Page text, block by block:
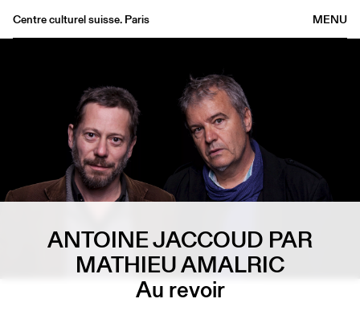
MENU
Centre culturel suisse. Paris
Publications
About
ANTOINE JACCOUD PAR
MATHIEU AMALRIC
Au revoir